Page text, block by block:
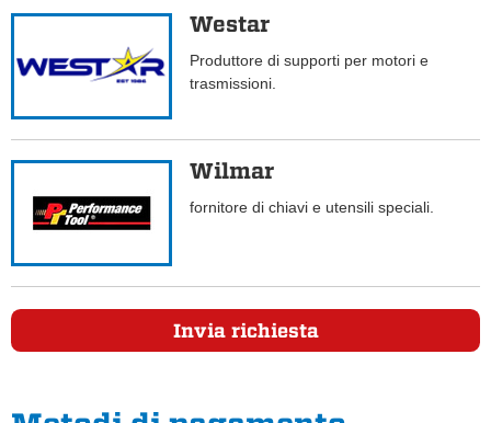
Westar
Produttore di supporti per motori e
trasmissioni.
Wilmar
fornitore di chiavi e utensili speciali.
Invia richiesta